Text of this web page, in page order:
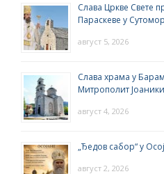
Слава Цркве Свете
Параскеве у
август 5, 2026
Слава храма у
Митрополит
август 4, 2026
„Ђедов сабор“ у
август 2, 2026